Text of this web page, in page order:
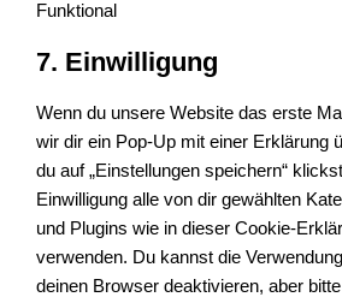
Funktional
7. Einwilligung
Wenn du unsere Website das erste
wir dir ein Pop-Up mit einer Erklärung
du auf „Einstellungen speichern“
Einwilligung alle von dir gewählten
und Plugins wie in dieser Cookie-
verwenden. Du kannst die
deinen Browser deaktivieren, aber